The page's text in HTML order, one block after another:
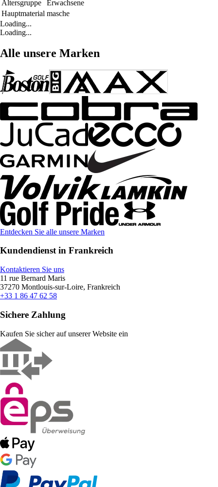
Altersgruppe
Erwachsene
Hauptmaterial masche
Loading...
Loading...
Alle unsere Marken
Entdecken Sie alle unsere Marken
Kundendienst in Frankreich
Kontaktieren Sie uns
11 rue Bernard Maris
37270 Montlouis-sur-Loire, Frankreich
+33 1 86 47 62 58
Sichere Zahlung
Kaufen Sie sicher auf unserer Website ein